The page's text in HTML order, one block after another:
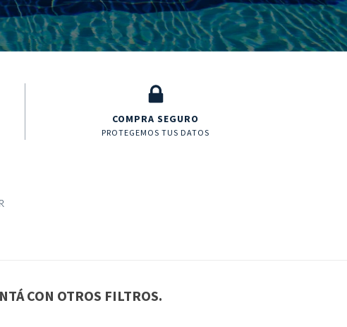
COMPRA SEGURO
PROTEGEMOS TUS DATOS
CON OTROS FILTROS.